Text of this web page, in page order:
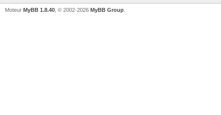
Moteur MyBB 1.8.40 , © 2002-2026 MyBB Group